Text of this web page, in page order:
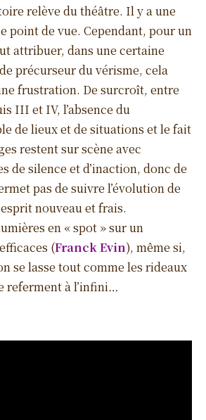
relève du théâtre. Il y a une
point de vue. Cependant, pour un
attribuer, dans une certaine
précurseur du vérisme, cela
frustration. De surcroît, entre
III et IV, l’absence du
de lieux et de situations et le fait
restent sur scène avec
de silence et d’inaction, donc de
pas de suivre l’évolution de
nouveau et frais.
en « spot » sur un
(Franck Evin), même si,
se lasse tout comme les rideaux
referment à l’infini…